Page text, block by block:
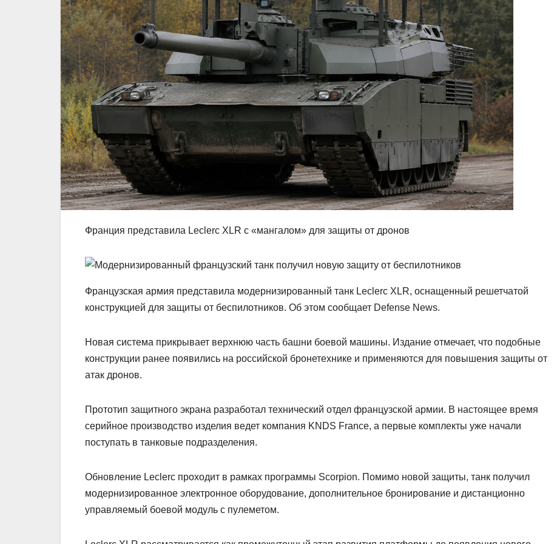
Франция представила Leclerc XLR с «мангалом» для защиты от дронов
Французская армия представила модернизированный танк Leclerc XLR, оснащенный решетчатой
конструкцией для защиты от беспилотников. Об этом сообщает Defense News.
Новая система прикрывает верхнюю часть башни боевой машины. Издание отмечает, что подобные
конструкции ранее появились на российской бронетехнике и применяются для повышения защиты от
атак дронов.
Прототип защитного экрана разработал технический отдел французской армии. В настоящее время
серийное производство изделия ведет компания KNDS France, а первые комплекты уже начали
поступать в танковые подразделения.
Обновление Leclerc проходит в рамках программы Scorpion. Помимо новой защиты, танк получил
модернизированное электронное оборудование, дополнительное бронирование и дистанционно
управляемый боевой модуль с пулеметом.